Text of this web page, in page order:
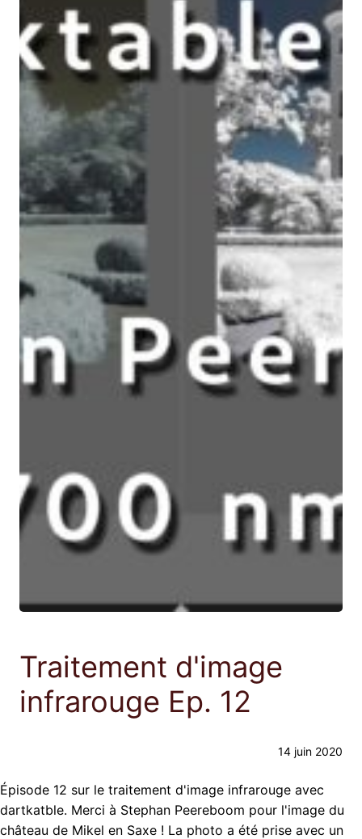
Traitement d'image
infrarouge Ep. 12
14 juin 2020
Épisode 12 sur le traitement d'image infrarouge avec
dartkatble. Merci à Stephan Peereboom pour l'image du
château de Mikel en Saxe ! La photo a été prise avec un